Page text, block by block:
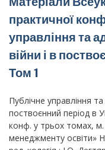
Україні»
–
Том
3
науково-
практичної
конференції
–
в
умовах
війни
практичної
управління та
війни і в
Том 1
Публічне управління
поствоєнний період в
конф. у трьох томах,
менеджменту освіти»